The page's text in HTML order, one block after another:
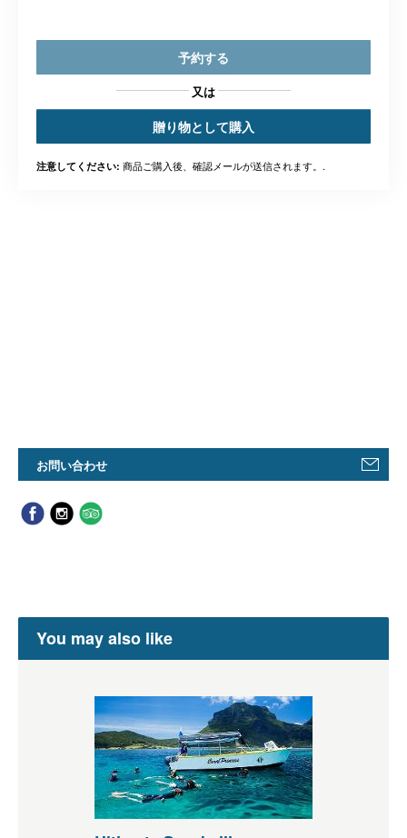
予約する
又は
贈り物として購入
注意してください: 商品ご購入後、確認メールが送信されます。.
お問い合わせ
You may also like